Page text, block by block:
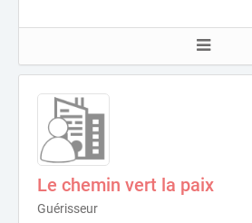
Le chemin vert la paix
Guérisseur